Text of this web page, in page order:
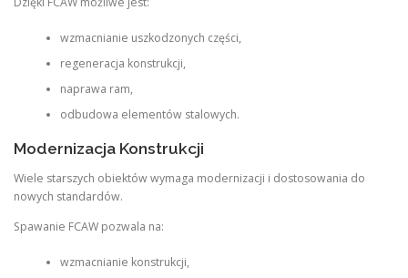
wzmacnianie uszkodzonych części,
regeneracja konstrukcji,
naprawa ram,
odbudowa elementów stalowych.
Modernizacja Konstrukcji
Wiele starszych obiektów wymaga modernizacji i dostosowania do
nowych standardów.
Spawanie FCAW pozwala na:
wzmacnianie konstrukcji,